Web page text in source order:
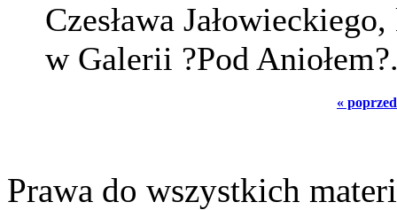
Czesława
w Galerii ?Pod
«
Prawa do wszystkich